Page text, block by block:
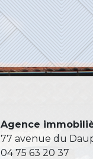
Agence
77 avenue du
04 75 63 20 37